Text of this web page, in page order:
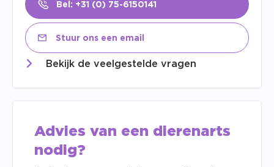
Bel: +31 (0) 75-6150141
Stuur ons een email
Bekijk de veelgestelde vragen
Advies van een dierenarts
nodig?